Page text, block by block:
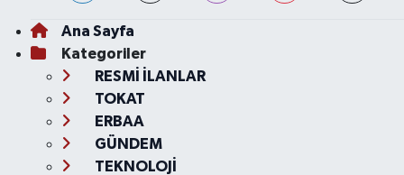
Ana Sayfa
Kategoriler
RESMİ İLANLAR
TOKAT
ERBAA
GÜNDEM
TEKNOLOJİ